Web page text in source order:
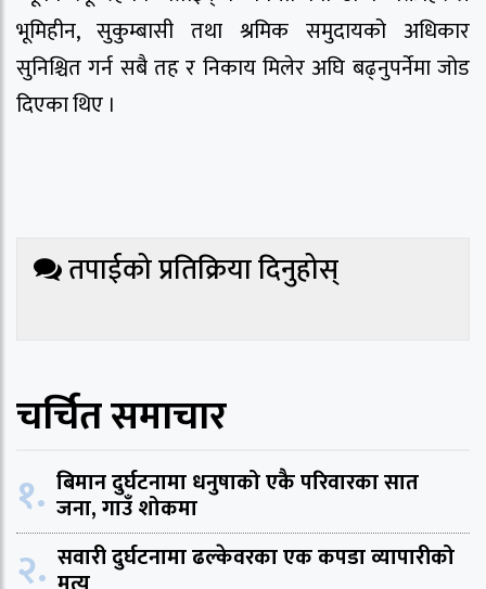
भूमिहीन, सुकुम्बासी तथा श्रमिक समुदायको अधिकार
सुनिश्चित गर्न सबै तह र निकाय मिलेर अघि बढ्नुपर्नेमा जोड
दिएका थिए ।
तपाईको प्रतिक्रिया दिनुहोस्
चर्चित समाचार
१. बिमान दुर्घटनामा धनुषाको एकै परिवारका सात
जना, गाउँ शोकमा
२. सवारी दुर्घटनामा ढल्केवरका एक कपडा व्यापारीको